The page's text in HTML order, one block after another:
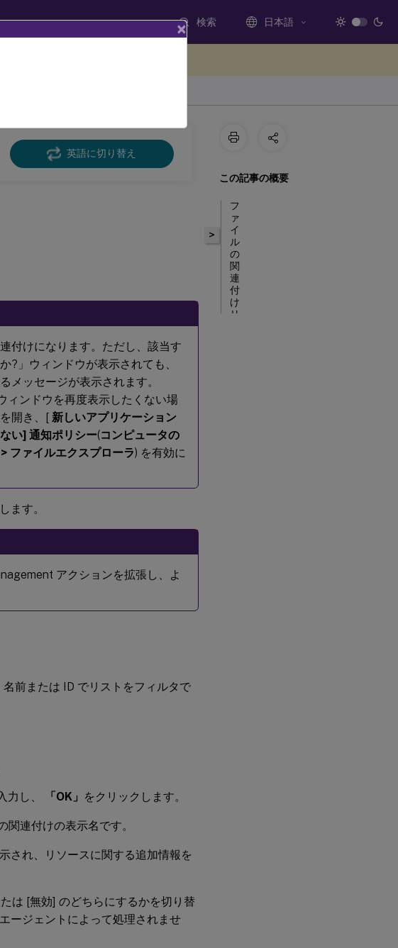
検索 日本語
英語に切り替え
付けになります。ただし、該当す
?」ウィンドウが表示されても、
メッセージが表示されます。
ィンドウを再度表示したくない場
開き、[ 新しいアプリケーション
い] 通知ポリシー(コンピュータの
ファイルエクスプローラ) を有効に
ます。
アクションを拡張し、よ
前または ID でリストをフィルタで
力し、 「OK」 をクリックします。
連付けの表示名です。
され、リソースに関する追加情報を
は [無効] のどちらにするかを切り替
ージェントによって処理されませ
>
この記事の概要
フ
ァ
イ
ル
の
関
連
付
け
リ
×